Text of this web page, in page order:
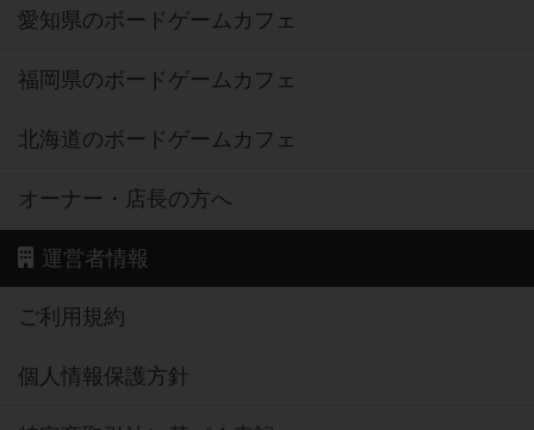
愛知県のボードゲームカフェ
福岡県のボードゲームカフェ
北海道のボードゲームカフェ
オーナー・店長の方へ
運営者情報
ご利用規約
個人情報保護方針